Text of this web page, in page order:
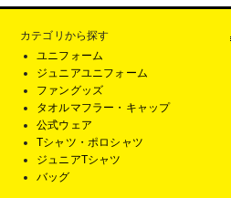
カテゴリから探す
ユニフォーム
ジュニアユニフォーム
ファングッズ
タオルマフラー・キャップ
公式ウェア
Tシャツ・ポロシャツ
ジュニアTシャツ
バッグ